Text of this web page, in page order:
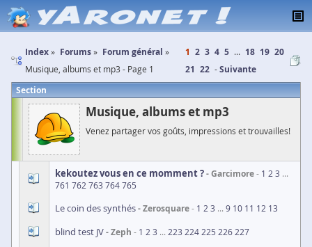
Index Forums Forum général
Musique, albums et mp3 - Page 1
1 2 3 4 5 ... 18 19 20
21 22
Suivante
Section
Musique, albums et mp3
Venez partager vos goûts, impressions et trouvailles!
kekoutez vous en ce momment ? Garcimore 1 2 3 ...
761 762 763 764765
Le coin des synthés Zerosquare 1 2 3 ... 9 10 11 12 13
blind test JV Zeph 1 2 3 ... 223 224 225 226 227